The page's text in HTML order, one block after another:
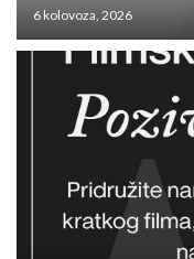
6 kolovoza, 2026